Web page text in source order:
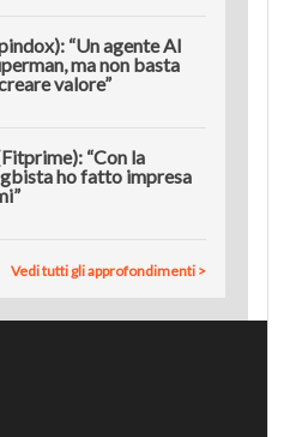
“Un agente AI
ma non basta
valore”
“Con la
ho fatto impresa
Vedi tutti gli approfondimenti >